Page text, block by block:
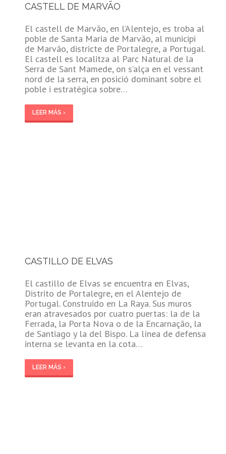
CASTELL DE MARVÃO
El castell de Marvão, en l’Alentejo, es troba al
poble de Santa Maria de Marvão, al municipi
de Marvão, districte de Portalegre, a Portugal.
El castell es localitza al Parc Natural de la
Serra de Sant Mamede, on s’alça en el vessant
nord de la serra, en posició dominant sobre el
poble i estratègica sobre…
LEER MÁS ›
CASTILLO DE ELVAS
El castillo de Elvas se encuentra en Elvas,
Distrito de Portalegre, en el Alentejo de
Portugal. Construido en La Raya. Sus muros
eran atravesados por cuatro puertas: la de la
Ferrada, la Porta Nova o de la Encarnação, la
de Santiago y la del Bispo. La línea de defensa
interna se levanta en la cota…
LEER MÁS ›